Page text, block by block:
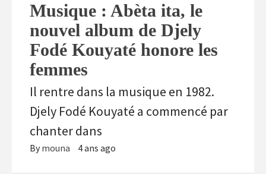
Musique : Abèta ita, le
nouvel album de Djely
Fodé Kouyaté honore les
femmes
Il rentre dans la musique en 1982.
Djely Fodé Kouyaté a commencé par
chanter dans
By mouna 4 ans ago